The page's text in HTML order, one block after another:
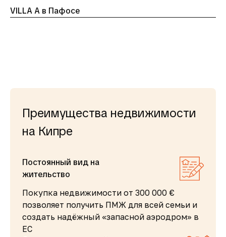
VILLA A в Пафосе
Преимущества недвижимости
на Кипре
Постоянный вид на
жительство
Покупка недвижимости от 300 000 €
позволяет получить ПМЖ для всей семьи и
создать надёжный «запасной аэродром» в
ЕС